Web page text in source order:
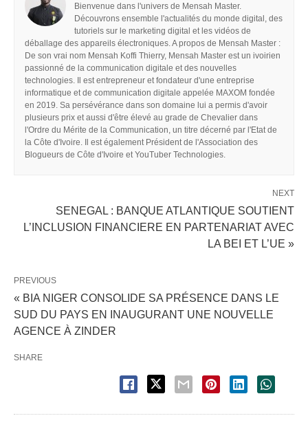
Bienvenue dans l'univers de Mensah Master.
Découvrons ensemble l'actualités du monde digital, des
tutoriels sur le marketing digital et les vidéos de
déballage des appareils électroniques. A propos de Mensah Master :
De son vrai nom Mensah Koffi Thierry, Mensah Master est un ivoirien
passionné de la communication digitale et des nouvelles
technologies. Il est entrepreneur et fondateur d'une entreprise
informatique et de communication digitale appelée MAXOM fondée
en 2019. Sa persévérance dans son domaine lui a permis d'avoir
plusieurs prix et aussi d'être élevé au grade de Chevalier dans
l'Ordre du Mérite de la Communication, un titre décerné par l'Etat de
la Côte d'Ivoire. Il est également Président de l'Association des
Blogueurs de Côte d'Ivoire et YouTuber Technologies.
NEXT
SENEGAL : BANQUE ATLANTIQUE SOUTIENT
L’INCLUSION FINANCIERE EN PARTENARIAT AVEC
LA BEI ET L’UE »
PREVIOUS
« BIA NIGER CONSOLIDE SA PRÉSENCE DANS LE
SUD DU PAYS EN INAUGURANT UNE NOUVELLE
AGENCE À ZINDER
SHARE